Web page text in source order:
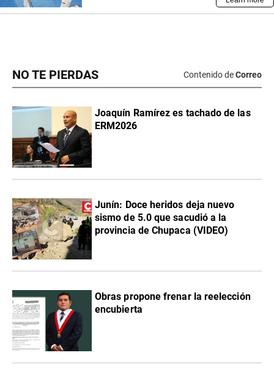
NO TE PIERDAS Contenido deCorreo
Joaquín Ramírez es tachado de las
ERM2026
Junín: Doce heridos deja nuevo
sismo de 5.0 que sacudió a la
provincia de Chupaca (VIDEO)
Obras propone frenar la reelección
encubierta